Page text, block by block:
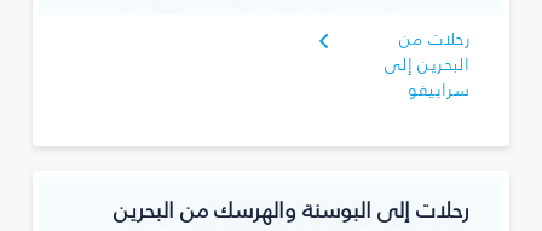
رحلات من
البحرين إلى
سراييفو
رحلات إلى البوسنة والهرسك من البحرين